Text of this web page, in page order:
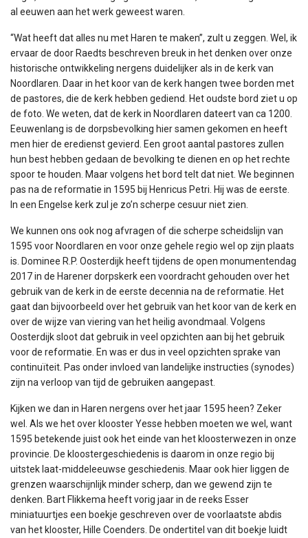
al eeuwen aan het werk geweest waren.
“Wat heeft dat alles nu met Haren te maken”, zult u zeggen. Wel, ik
ervaar de door Raedts beschreven breuk in het denken over onze
historische ontwikkeling nergens duidelijker als in de kerk van
Noordlaren. Daar in het koor van de kerk hangen twee borden met
de pastores, die de kerk hebben gediend. Het oudste bord ziet u op
de foto. We weten, dat de kerk in Noordlaren dateert van ca 1200.
Eeuwenlang is de dorpsbevolking hier samen gekomen en heeft
men hier de eredienst gevierd. Een groot aantal pastores zullen
hun best hebben gedaan de bevolking te dienen en op het rechte
spoor te houden. Maar volgens het bord telt dat niet. We beginnen
pas na de reformatie in 1595 bij Henricus Petri. Hij was de eerste.
In een Engelse kerk zul je zo’n scherpe cesuur niet zien.
We kunnen ons ook nog afvragen of die scherpe scheidslijn van
1595 voor Noordlaren en voor onze gehele regio wel op zijn plaats
is. Dominee R.P. Oosterdijk heeft tijdens de open monumentendag
2017 in de Harener dorpskerk een voordracht gehouden over het
gebruik van de kerk in de eerste decennia na de reformatie. Het
gaat dan bijvoorbeeld over het gebruik van het koor van de kerk en
over de wijze van viering van het heilig avondmaal. Volgens
Oosterdijk sloot dat gebruik in veel opzichten aan bij het gebruik
voor de reformatie. En was er dus in veel opzichten sprake van
continuïteit. Pas onder invloed van landelijke instructies (synodes)
zijn na verloop van tijd de gebruiken aangepast.
Kijken we dan in Haren nergens over het jaar 1595 heen? Zeker
wel. Als we het over klooster Yesse hebben moeten we wel, want
1595 betekende juist ook het einde van het kloosterwezen in onze
provincie. De kloostergeschiedenis is daarom in onze regio bij
uitstek laat-middeleeuwse geschiedenis. Maar ook hier liggen de
grenzen waarschijnlijk minder scherp, dan we gewend zijn te
denken. Bart Flikkema heeft vorig jaar in de reeks Esser
miniatuurtjes een boekje geschreven over de voorlaatste abdis
van het klooster, Hille Coenders. De ondertitel van dit boekje luidt